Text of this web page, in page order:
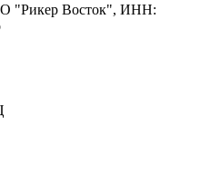
"Рикер Восток", ИНН: